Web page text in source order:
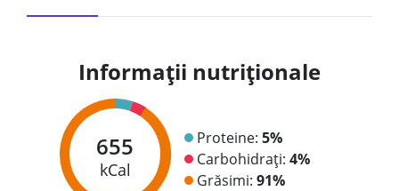
Informații nutriționale
655
kCal
Proteine: 5%
Carbohidrați: 4%
Grăsimi: 91%